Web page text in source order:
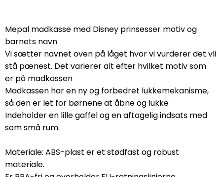
Mepal madkasse med Disney prinsesser motiv og
barnets navn
Vi sætter navnet oven på låget hvor vi vurderer det vli
stå pænest. Det varierer alt efter hvilket motiv som
er på madkassen
Madkassen har en ny og forbedret lukkemekanisme,
så den er let for børnene at åbne og lukke
Indeholder en lille gaffel og en aftagelig indsats med
som små rum.
Materiale: ABS-plast er et stødfast og robust
materiale.